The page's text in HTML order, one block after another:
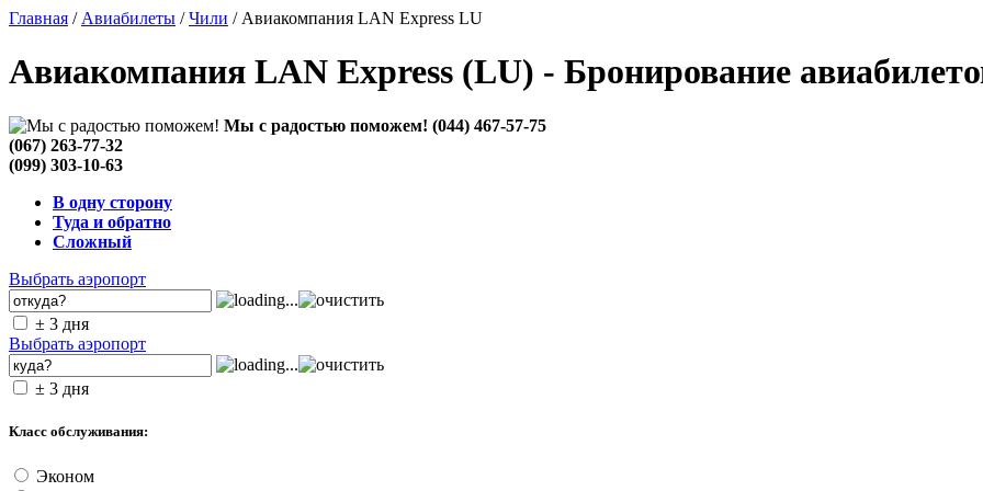
Главная / Авиабилеты /Чили / Авиакомпания LAN Express LU
Авиакомпания LAN Express (LU) - Бронирование
Мы с радостью поможем! (044) 467-57-75
(067) 263-77-32
(099) 303-10-63
В одну сторону
Туда и обратно
Сложный
Выбрать аэропорт
± 3 дня
Выбрать аэропорт
± 3 дня
Класс обслуживания:
Эконом